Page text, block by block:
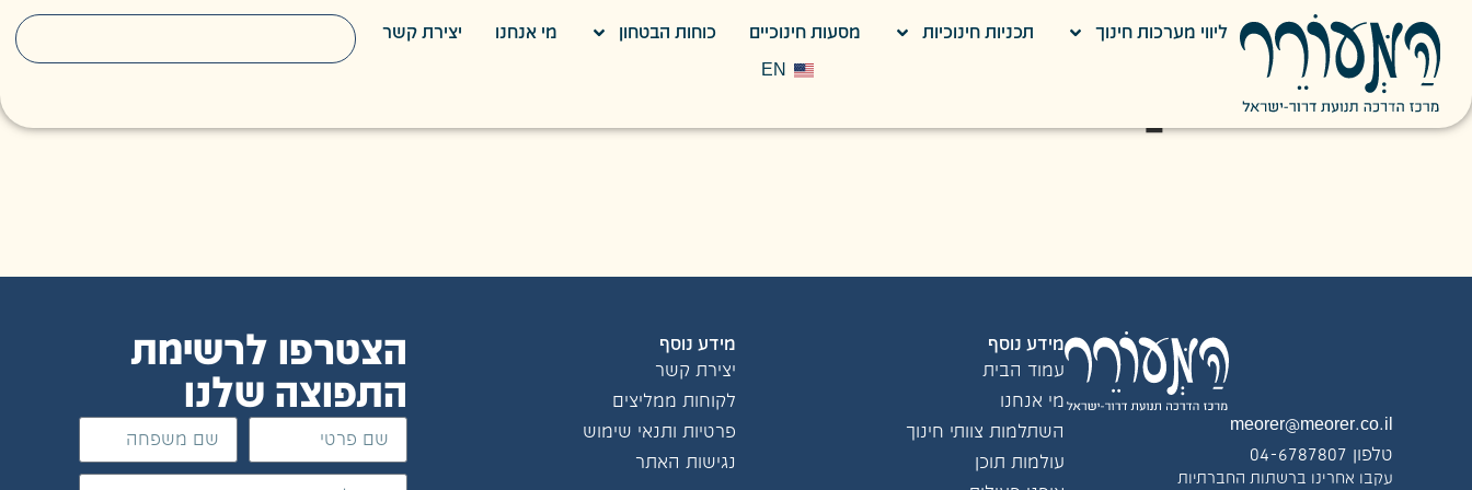
ליווי מערכות חינוך תכניות חינוכיות מסעות חינוכיים כוחות הבטחון מי אנחנו יצירת קשר
EN מאי יקובוב
מנהלת משרד, רכש וספקים
meorer@meorer.co.il
טלפון 04-6787807
עקבו אחרינו ברשתות החברתיות
מידע נוסף
עמוד הבית
מי אנחנו
השתלמות צוותי חינוך
עולמות תוכן
מידע נוסף
יצירת קשר
לקוחות ממליצים
פרטיות ותנאי שימוש
נגישות האתר
הצטרפו לרשימת
התפוצה שלנו